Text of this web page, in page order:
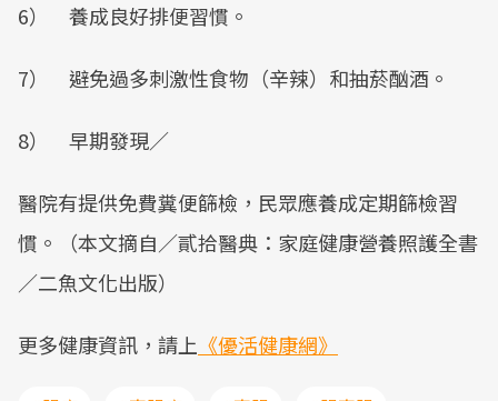
6） 養成良好排便習慣。
7） 避免過多刺激性食物（辛辣）和抽菸酗酒。
8） 早期發現／
醫院有提供免費糞便篩檢，民眾應養成定期篩檢習
慣。（本文摘自／貳拾醫典：家庭健康營養照護全書
／二魚文化出版）
更多健康資訊，請上 《優活健康網》